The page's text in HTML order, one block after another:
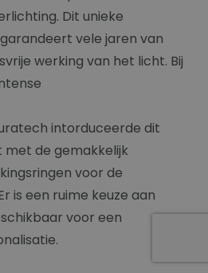
Dit unieke
vele jaren van
werking van het licht. Bij
intorduceerde dit
de gemakkelijk
voor de
is een ruime keuze aan
voor een